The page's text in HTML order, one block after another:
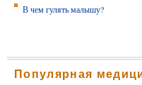
В чем гулять малышу?
Популярная